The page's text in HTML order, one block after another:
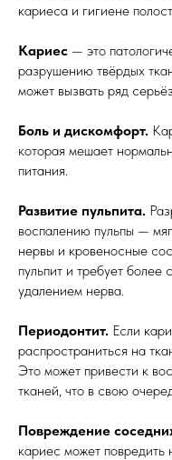
кариеса и гигиене
Кариес — это
разрушению твёрдых
может вызвать ряд
Боль и дискомфорт.
которая мешает
питания.
Развитие пульпита.
воспалению пульпы —
нервы и кровеносные
пульпит и требует более
удалением нерва.
Периодонтит. Если
распространиться на
Это может привести к
тканей, что в свою
Повреждение
кариес может повредить